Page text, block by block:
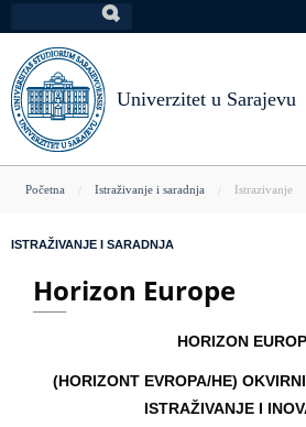
na
glavni
sadržaj
Univerzitet u Sarajevu
You
here
Početna Istraživanje i saradnja Istrazivanje
ISTRAŽIVANJE I SARADNJA
Horizon Europe
HORIZON
(HORIZONT EVROPA/HE)
ISTRAŽIVANJE I